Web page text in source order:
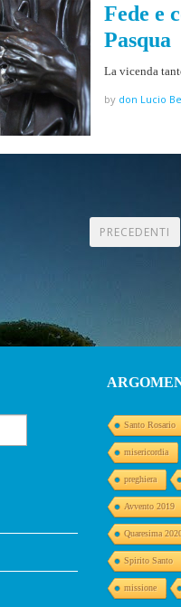
Fede e
Pasqua
La vicenda
by don Lucio
PRECEDENTI
Santo Rosario
misericordia
preghiera
Avvento 2019
Quaresima
Spirito Santo
missione